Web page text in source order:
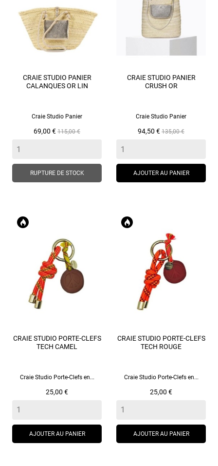
CRAIE STUDIO PANIER
CALANQUES OR LIN
Craie Studio Panier
Prix
69,00 €Prix
115,00 €
RUPTURE DE STOCK
CRAIE STUDIO PANIER
CRUSH OR
Craie Studio Panier
Prix
94,50 €Prix
135,00 €
AJOUTER AU PANIER
CRAIE STUDIO PORTE-CLEFS
TECH CAMEL
Craie Studio Porte-Clefs en...
Prix
25,00 €
AJOUTER AU PANIER
CRAIE STUDIO PORTE-CLEFS
TECH ROUGE
Craie Studio Porte-Clefs en...
Prix
25,00 €
AJOUTER AU PANIER